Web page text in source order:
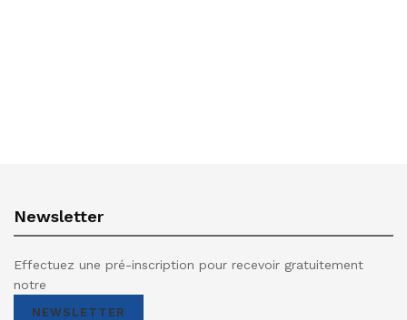
Newsletter
Effectuez une pré-inscription pour recevoir gratuitement
notre
NEWSLETTER